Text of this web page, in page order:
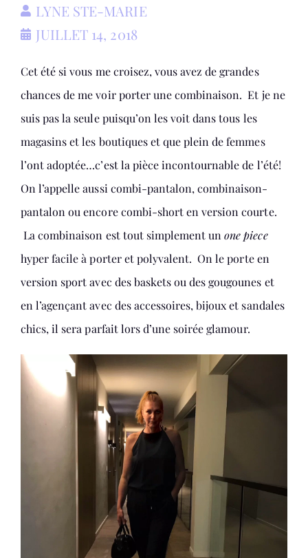
LYNE STE-MARIE
JUILLET 14, 2018
Cet été si vous me croisez, vous avez de grandes
chances de me voir porter une combinaison. Et je ne
suis pas la seule puisqu’on les voit dans tous les
magasins et les boutiques et que plein de femmes
l’ont adoptée…c’est la pièce incontournable de l’été!
On l’appelle aussi combi-pantalon, combinaison-
pantalon ou encore combi-short en version courte.
La combinaison est tout simplement unone piece
hyper facile à porter et polyvalent. On le porte en
version sport avec des baskets ou des gougounes et
en l’agençant avec des accessoires, bijoux et sandales
chics, il sera parfait lors d’une soirée glamour.